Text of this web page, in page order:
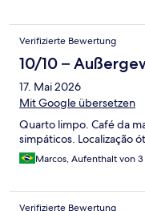
Verifizierte Bewertung
10/10 –
17. Mai 2026
Mit Google übersetzen
Quarto limpo. Café da
simpáticos. Localização
Marcos, Aufenthalt von
Verifizierte Bewertung